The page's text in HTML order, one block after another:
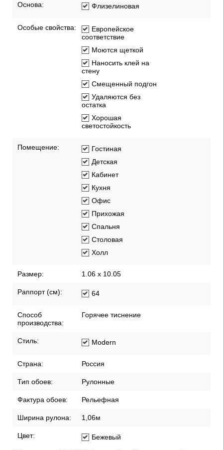
Основа: Флизелиновая
Особые свойства:
Европейское
соответствие
Моются щеткой
Наносить клей на
стену
Смещенный подгон
Удаляются без
остатка
Хорошая
светостойкость
Помещение:
Гостиная
Детская
Кабинет
Кухня
Офис
Прихожая
Спальня
Столовая
Холл
Размер: 1.06 x 10.05
Раппорт (см): 64
Способ
производства:
Горячее тиснение
Стиль: Modern
Страна: Россия
Тип обоев: Рулонные
Фактура обоев: Рельефная
Ширина рулона: 1,06м
Цвет: Бежевый